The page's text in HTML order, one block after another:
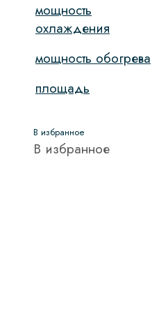
мощность
охлаждения
мощность обогрева
площадь
В избранное
В избранное